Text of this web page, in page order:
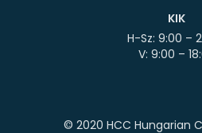
KIK
H-Sz: 9:00 –
© 2020 HCC Hungarian